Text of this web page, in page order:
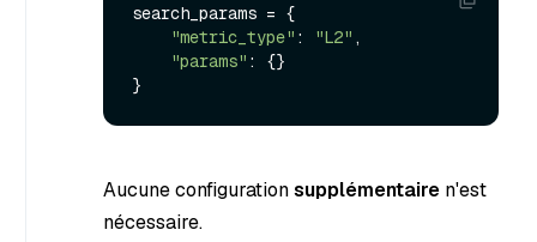
search_params = {
"metric_type" : "L2" ,
"params" : {}
Aucune configurationsupplémentaire n'est
nécessaire.